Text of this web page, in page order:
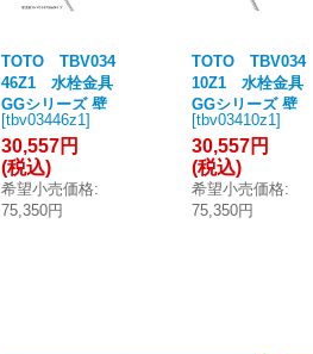
TOTO TBV034
46Z1 水栓金具
GGシリーズ 壁
付サーモスタッ
ト混合水栓 (コン
フォートウエー
ブクリック) スパ
ウト70mm 寒冷
[tbv03446z1]
30,557円
(税込)
希望小売価格:
75,350円
TOTO TBV034
10Z1 水栓金具
GGシリーズ 壁
付サーモスタッ
ト混合水栓 (コン
フォートウエー
ブクリック) スパ
ウト0mm 寒冷地
[tbv03410z1]
30,557円
(税込)
希望小売価格:
75,350円